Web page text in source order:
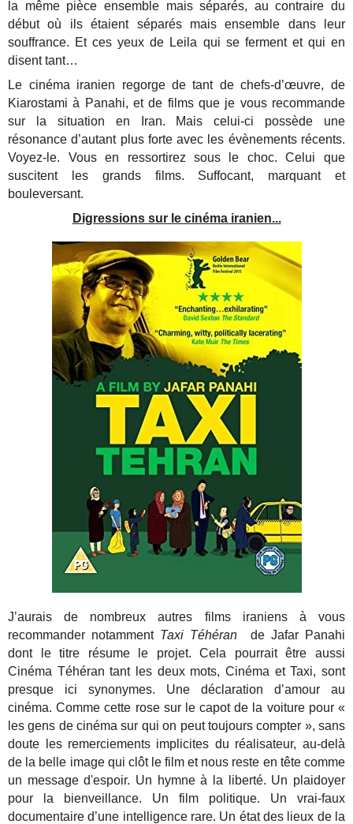
la même pièce ensemble mais séparés, au contraire du
début où ils étaient séparés mais ensemble dans leur
souffrance. Et ces yeux de Leila qui se ferment et qui en
disent tant…
Le cinéma iranien regorge de tant de chefs-d’œuvre, de
Kiarostami à Panahi, et de films que je vous recommande
sur la situation en Iran. Mais celui-ci possède une
résonance d’autant plus forte avec les évènements récents.
Voyez-le. Vous en ressortirez sous le choc. Celui que
suscitent les grands films. Suffocant, marquant et
bouleversant.
Digressions sur le cinéma iranien...
J’aurais de nombreux autres films iraniens à vous
recommander notamment Taxi Téhéran de Jafar Panahi
dont le titre résume le projet. Cela pourrait être aussi
Cinéma Téhéran tant les deux mots, Cinéma et Taxi, sont
presque ici synonymes. Une déclaration d’amour au
cinéma. Comme cette rose sur le capot de la voiture pour «
les gens de cinéma sur qui on peut toujours compter », sans
doute les remerciements implicites du réalisateur, au-delà
de la belle image qui clôt le film et nous reste en tête comme
un message d'espoir. Un hymne à la liberté. Un plaidoyer
pour la bienveillance. Un film politique. Un vrai-faux
documentaire d’une intelligence rare. Un état des lieux de la